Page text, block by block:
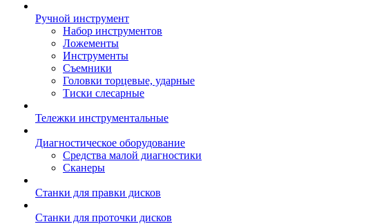
Ручной инструмент
Набор инструментов
Ложементы
Инструменты
Съемники
Головки торцевые, ударные
Тиски слесарные
Тележки инструментальные
Диагностическое оборудование
Средства малой диагностики
Сканеры
Станки для правки дисков
Станки для проточки дисков